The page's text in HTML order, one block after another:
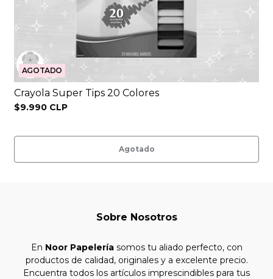
AGOTADO
Crayola Super Tips 20 Colores
$9.990 CLP
Agotado
Sobre Nosotros
En Noor Papeleríasomos tu aliado perfecto, con
productos de calidad, originales y a excelente precio.
Encuentra todos los artículos imprescindibles para tus